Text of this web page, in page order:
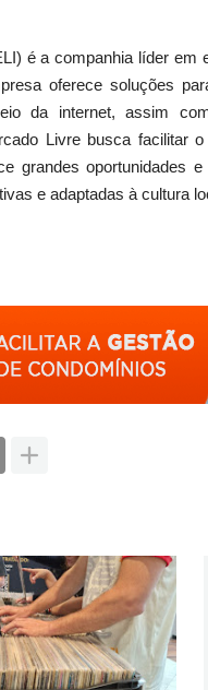
é a companhia líder
oferece soluções
da internet, assim
Livre busca facilitar
grandes oportunidades
e adaptadas à cultura